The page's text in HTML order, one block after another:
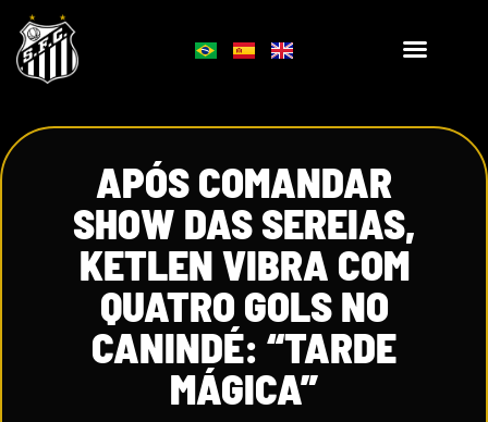
APÓS COMANDAR
SHOW DAS SEREIAS,
KETLEN VIBRA COM
QUATRO GOLS NO
CANINDÉ: “TARDE
MÁGICA”